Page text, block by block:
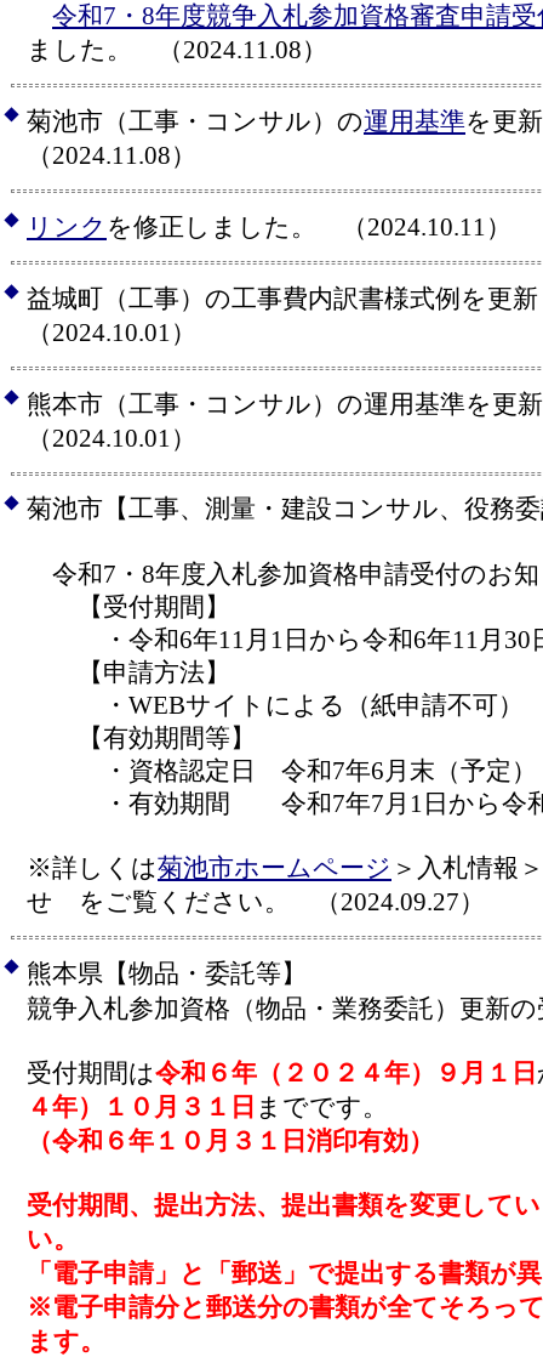
令和7・8年度競争入札参加資格審査申請
ました。 （2024.11.08）
◆ 菊池市（工事・コンサル）の運用基準を更
（2024.11.08）
◆ リンク を修正しました。 （2024.10.11）
◆ 益城町（工事）の工事費内訳書様式例を
（2024.10.01）
◆ 熊本市（工事・コンサル）の運用基準を
（2024.10.01）
◆ 菊池市【工事、測量・建設コンサル、役務
令和7・8年度入札参加資格申請受付のお
【受付期間】
・令和6年11月1日から令和6年11月30
【申請方法】
・WEBサイトによる（紙申請不可）
【有効期間等】
・資格認定日 令和7年6月末（予定）
・有効期間 令和7年7月1日から令和
※詳しくは菊池市ホームページ ＞入札情報
せ をご覧ください。 （2024.09.27）
◆ 熊本県【物品・委託等】
競争入札参加資格（物品・業務委託）更新
受付期間は令和６年（２０２４年）９月１日
４年）１０月３１日 までです。
（令和６年１０月３１日消印有効）
受付期間、提出方法、提出書類を変更して
い。
「電子申請」と「郵送」で提出する書類が
※電子申請分と郵送分の書類が全てそろっ
ます。